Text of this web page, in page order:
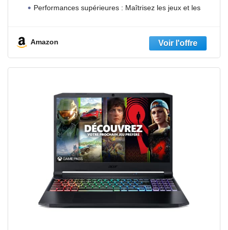
Performances supérieures : Maîtrisez les jeux et les
Amazon